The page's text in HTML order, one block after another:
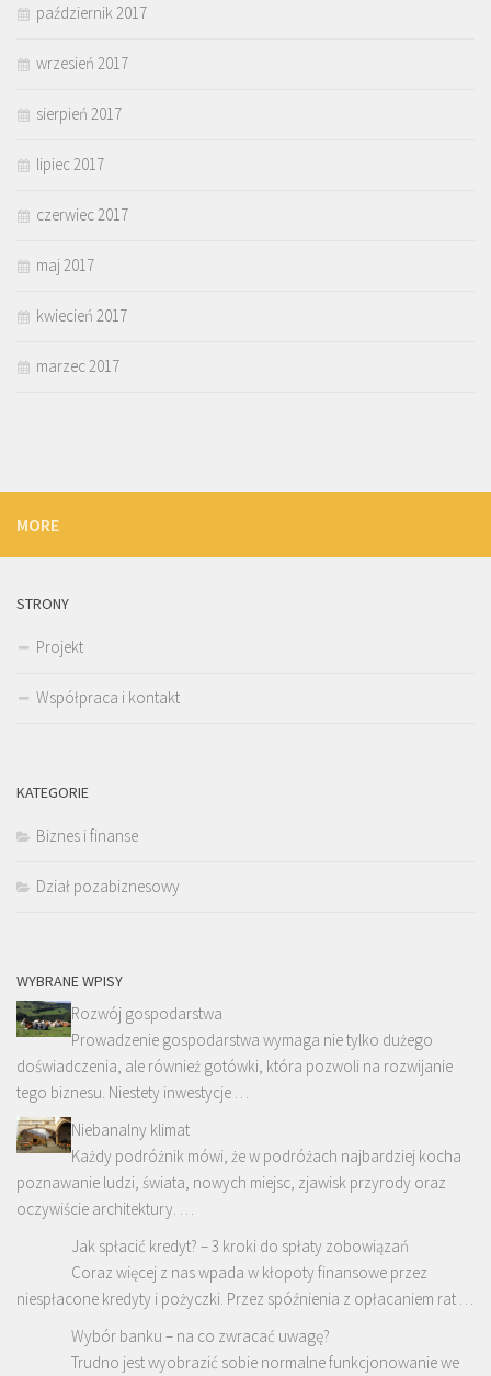
październik 2017
wrzesień 2017
sierpień 2017
lipiec 2017
czerwiec 2017
maj 2017
kwiecień 2017
marzec 2017
MORE
STRONY
Projekt
Współpraca i kontakt
KATEGORIE
Biznes i finanse
Dział pozabiznesowy
WYBRANE WPISY
Rozwój gospodarstwa
Prowadzenie gospodarstwa wymaga nie tylko dużego
doświadczenia, ale również gotówki, która pozwoli na rozwijanie
tego biznesu. Niestety inwestycje …
Niebanalny klimat
Każdy podróżnik mówi, że w podróżach najbardziej kocha
poznawanie ludzi, świata, nowych miejsc, zjawisk przyrody oraz
oczywiście architektury. …
Jak spłacić kredyt? – 3 kroki do spłaty zobowiązań
Coraz więcej z nas wpada w kłopoty finansowe przez
niespłacone kredyty i pożyczki. Przez spóźnienia z opłacaniem rat …
Wybór banku – na co zwracać uwagę?
Trudno jest wyobrazić sobie normalne funkcjonowanie we